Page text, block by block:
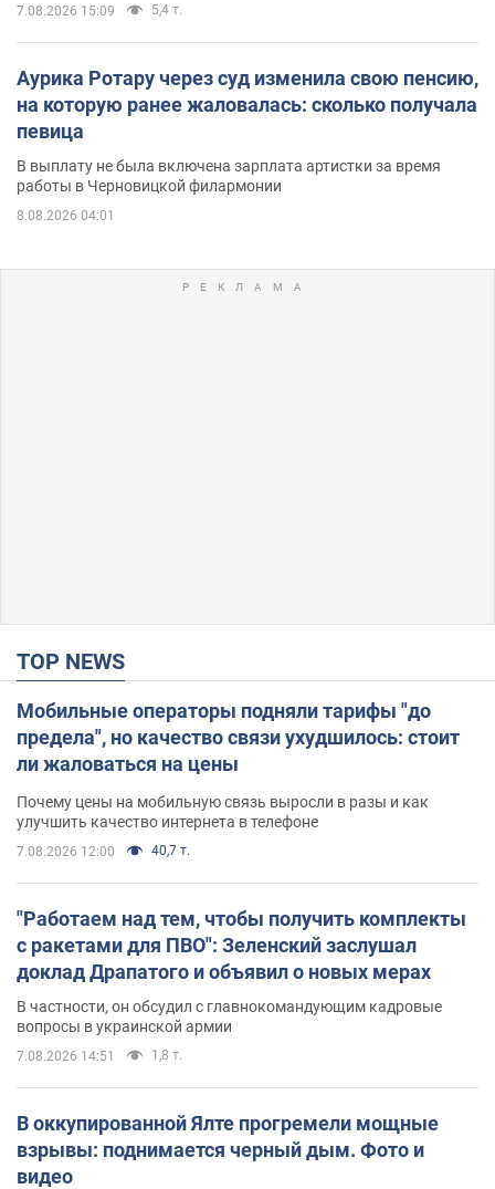
7.08.2026 15:09 5,4 т.
Аурика Ротару через суд изменила свою пенсию,
на которую ранее жаловалась: сколько получала
певица
В выплату не была включена зарплата артистки за время
работы в Черновицкой филармонии
8.08.2026 04:01
TOP NEWS
Мобильные операторы подняли тарифы "до
предела", но качество связи ухудшилось: стоит
ли жаловаться на цены
Почему цены на мобильную связь выросли в разы и как
улучшить качество интернета в телефоне
7.08.2026 12:00 40,7 т.
"Работаем над тем, чтобы получить комплекты
с ракетами для ПВО": Зеленский заслушал
доклад Драпатого и объявил о новых мерах
В частности, он обсудил с главнокомандующим кадровые
вопросы в украинской армии
7.08.2026 14:51 1,8 т.
В оккупированной Ялте прогремели мощные
взрывы: поднимается черный дым. Фото и
видео